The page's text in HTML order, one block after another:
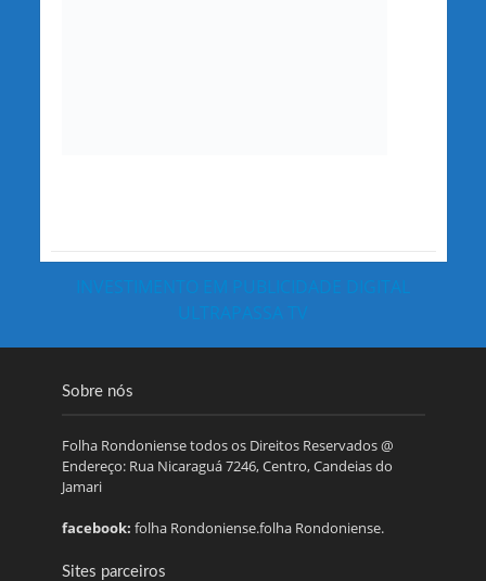
INVESTIMENTO EM PUBLICIDADE DIGITAL
ULTRAPASSA TV
Sobre nós
Folha Rondoniense todos os Direitos Reservados @
Endereço: Rua Nicaraguá 7246, Centro, Candeias do
Jamari
facebook: folha Rondoniense.folha Rondoniense.
Sites parceiros